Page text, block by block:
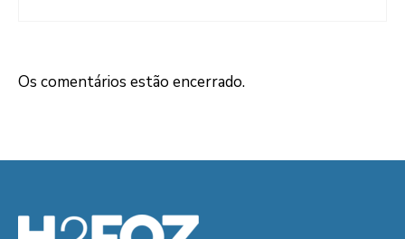
Os comentários estão encerrado.